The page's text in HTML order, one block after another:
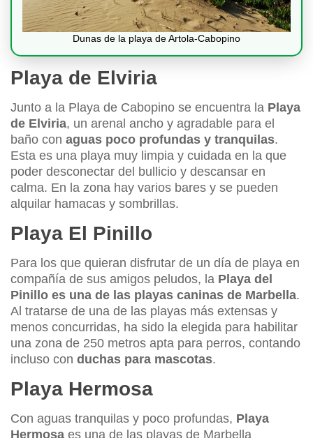
Dunas de la playa de Artola-Cabopino
Playa de Elviria
Junto a la Playa de Cabopino se encuentra la Playa
de Elviria, un arenal ancho y agradable para el
baño con aguas poco profundas y tranquilas.
Esta es una playa muy limpia y cuidada en la que
poder desconectar del bullicio y descansar en
calma. En la zona hay varios bares y se pueden
alquilar hamacas y sombrillas.
Playa El Pinillo
Para los que quieran disfrutar de un día de playa en
compañía de sus amigos peludos, la Playa del
Pinillo es una de las playas caninas de Marbella.
Al tratarse de una de las playas más extensas y
menos concurridas, ha sido la elegida para habilitar
una zona de 250 metros apta para perros, contando
incluso con duchas para mascotas.
Playa Hermosa
Con aguas tranquilas y poco profundas, Playa
Hermosa es una de las playas de Marbella